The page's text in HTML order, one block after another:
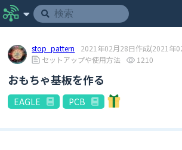
stop_pattern 2021年02月28日作成(2021年
セットアップや使用方法
1210
おもちゃ基板を作る
EAGLE PCB